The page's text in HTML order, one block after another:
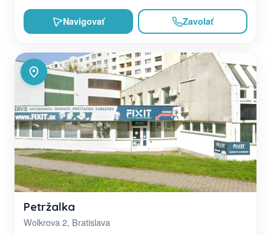
Navigovať Zavolať
Petržalka
Wolkrova 2, Bratislava